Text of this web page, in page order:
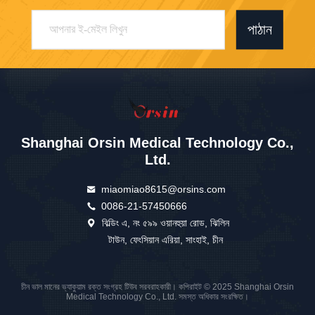
পাঠান
Shanghai Orsin Medical Technology Co.,
Ltd.
miaomiao8615@orsins.com
0086-21-57450666
বিল্ডিং এ, নং ৫৯৯ ওয়ানহুয়া রোড, ঝিলিন
টাউন, ফেংসিয়ান এরিয়া, সাংহাই, চীন
চীন ভাল মানের ভ্যাকুয়াম রক্ত সংগ্রহ টিউব সরবরাহকারী। কপিরাইট © 2025 Shanghai Orsin
Medical Technology Co., Ltd. সমস্ত অধিকার সংরক্ষিত।